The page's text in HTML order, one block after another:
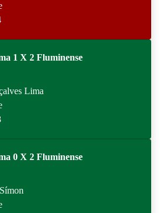
1 X 2 Fluminense
Lima
0 X 2 Fluminense